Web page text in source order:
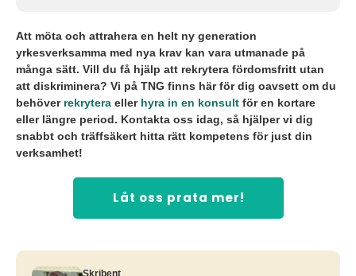
Att möta och attrahera en helt ny generation
yrkesverksamma med nya krav kan vara utmanade på
många sätt. Vill du få hjälp att rekrytera fördomsfritt utan
att diskriminera? Vi på TNG finns här för dig oavsett om du
behöver rekrytera eller hyra in en konsult för en kortare
eller längre period. Kontakta oss idag, så hjälper vi dig
snabbt och träffsäkert hitta rätt kompetens för just din
verksamhet!
Låt oss prata mer!